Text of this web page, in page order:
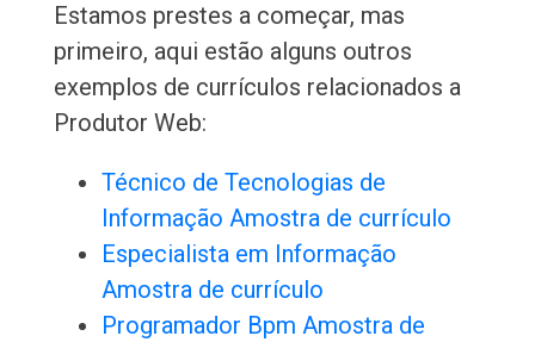
Estamos prestes a começar, mas
primeiro, aqui estão alguns outros
exemplos de currículos relacionados a
Produtor Web:
Técnico de Tecnologias de
Informação Amostra de currículo
Especialista em Informação
Amostra de currículo
Programador Bpm Amostra de